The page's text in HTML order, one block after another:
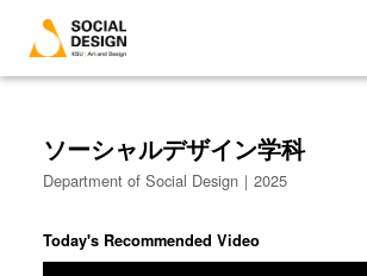
ソーシャルデザイン学科
Department of Social Design｜2025
Today's Recommended Video